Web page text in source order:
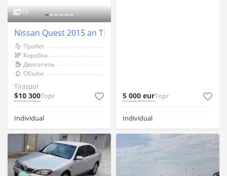
10
Nissan Quest 2015 an Tiraspol
Пробег
Коробка
Двигатель
Объём
Tiraspol
$10 300Торг
Individual
5 000 eurТорг
Individual